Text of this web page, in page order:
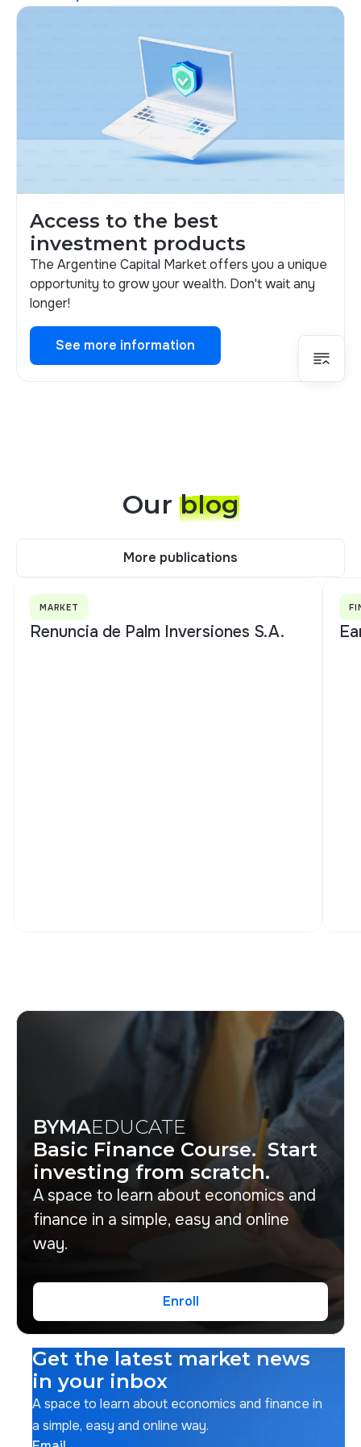
Access to the best
investment products
The Argentine Capital Market offers you a unique
opportunity to grow your wealth. Don't wait any
longer!
See more information
Our blog
More publications
MARKET
Renuncia de Palm Inversiones S.A.
BYMAEDUCATE
Basic Finance Course. Start
investing from scratch.
A space to learn about economics and
finance in a simple, easy and online
way.
Enroll
Get the latest market news
in your inbox
A space to learn about economics and finance in
a simple, easy and online way.